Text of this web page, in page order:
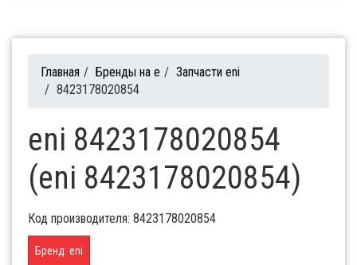
Главная / Бренды на e / Запчасти eni
/ 8423178020854
eni 8423178020854
(eni 8423178020854)
Код производителя: 8423178020854
Бренд: eni